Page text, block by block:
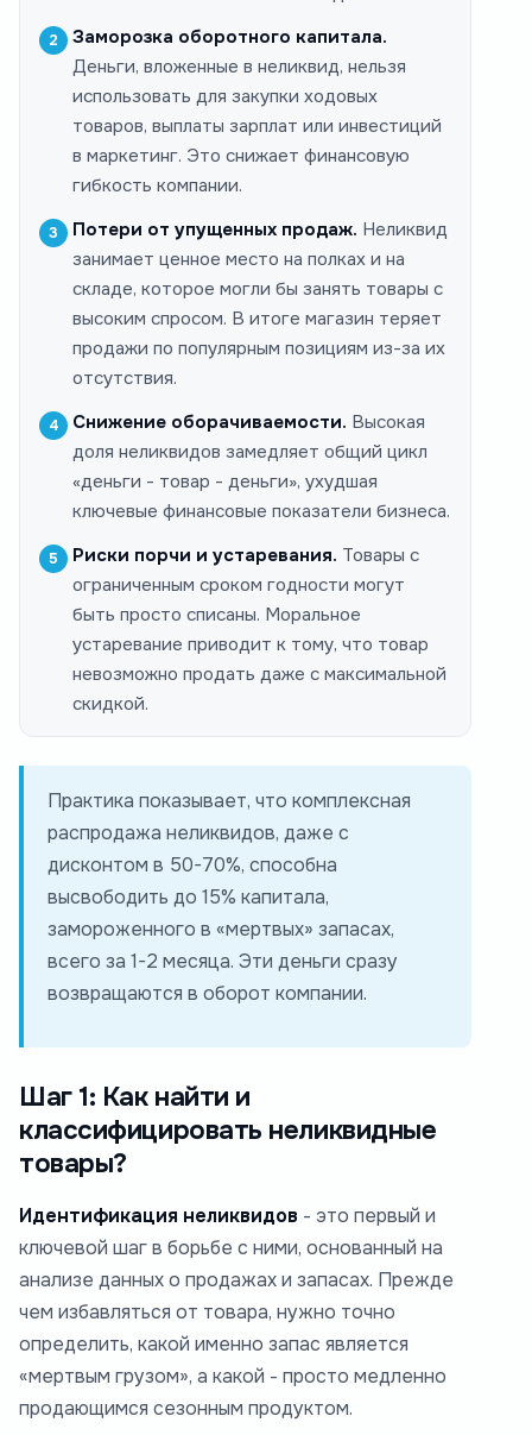
Заморозка оборотного капитала.
Деньги, вложенные в неликвид, нельзя
использовать для закупки ходовых
товаров, выплаты зарплат или инвестиций
в маркетинг. Это снижает финансовую
гибкость компании.
Потери от упущенных продаж. Неликвид
занимает ценное место на полках и на
складе, которое могли бы занять товары с
высоким спросом. В итоге магазин теряет
продажи по популярным позициям из-за их
отсутствия.
Снижение оборачиваемости. Высокая
доля неликвидов замедляет общий цикл
«деньги - товар - деньги», ухудшая
ключевые финансовые показатели бизнеса.
Риски порчи и устаревания. Товары с
ограниченным сроком годности могут
быть просто списаны. Моральное
устаревание приводит к тому, что товар
невозможно продать даже с максимальной
скидкой.
Практика показывает, что комплексная
распродажа неликвидов, даже с
дисконтом в 50-70%, способна
высвободить до 15% капитала,
замороженного в «мертвых» запасах,
всего за 1-2 месяца. Эти деньги сразу
возвращаются в оборот компании.
Шаг 1: Как найти и
классифицировать неликвидные
товары?
Идентификация неликвидов - это первый и
ключевой шаг в борьбе с ними, основанный на
анализе данных о продажах и запасах. Прежде
чем избавляться от товара, нужно точно
определить, какой именно запас является
«мертвым грузом», а какой - просто медленно
продающимся сезонным продуктом.